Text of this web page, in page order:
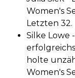
Women's
Letzten 32.
Silke Lowe
holte
Women's